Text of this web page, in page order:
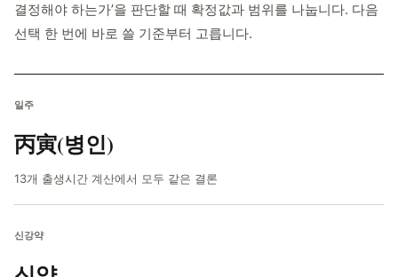
결정해야 하는가’을 판단할 때 확정값과 범위를 나눕니다. 다음
선택 한 번에 바로 쓸 기준부터 고릅니다.
일주
丙寅(병인)
13개 출생시간 계산에서 모두 같은 결론
신강약